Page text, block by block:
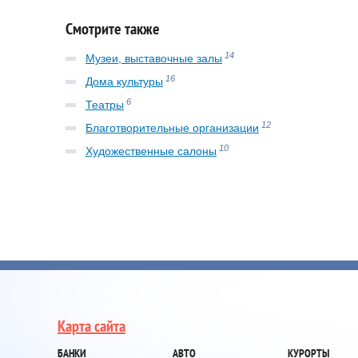
Смотрите также
Музеи, выставочные залы 14
Дома культуры 16
Театры 6
Благотворительные организации 12
Художественные салоны 10
Карта сайта
БАНКИ АВТО КУРОРТЫ